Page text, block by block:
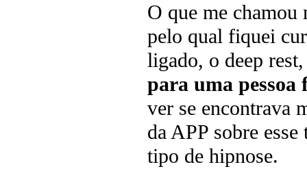
O que me chamou
pelo qual fiquei
ligado, o deep
para uma pessoa
ver se encontrava
da APP sobre
tipo de hipnose.